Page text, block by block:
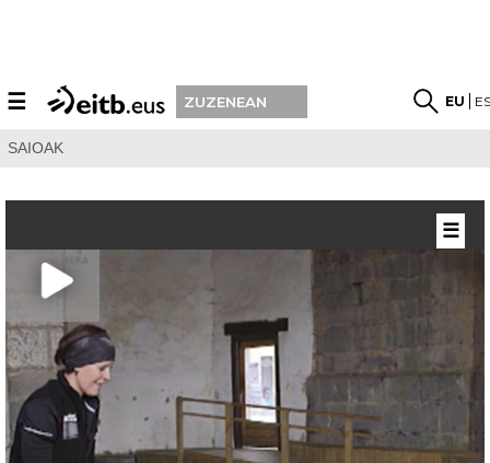
☰ ZUZENEAN EU
SAIOAK
☰